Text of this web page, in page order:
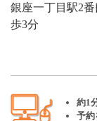
銀座一丁目駅2
歩3分
約1
予約